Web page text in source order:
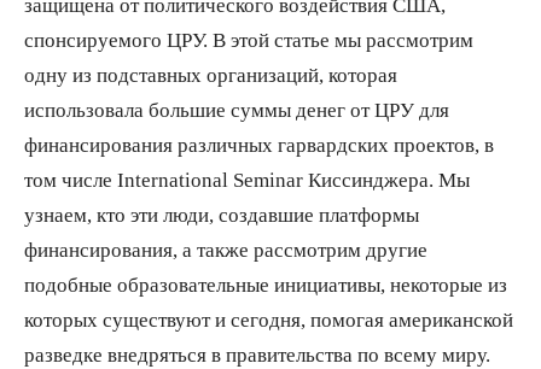
защищена от политического воздействия США,
спонсируемого ЦРУ. В этой статье мы рассмотрим
одну из подставных организаций, которая
использовала большие суммы денег от ЦРУ для
финансирования различных гарвардских проектов, в
том числе International Seminar Киссинджера. Мы
узнаем, кто эти люди, создавшие платформы
финансирования, а также рассмотрим другие
подобные образовательные инициативы, некоторые из
которых существуют и сегодня, помогая американской
разведке внедряться в правительства по всему миру.